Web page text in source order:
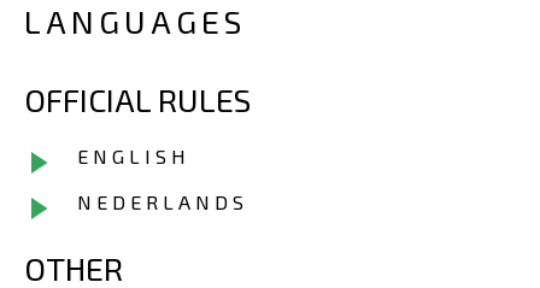
LANGUAGES
OFFICIAL RULES
ENGLISH
NEDERLANDS
OTHER